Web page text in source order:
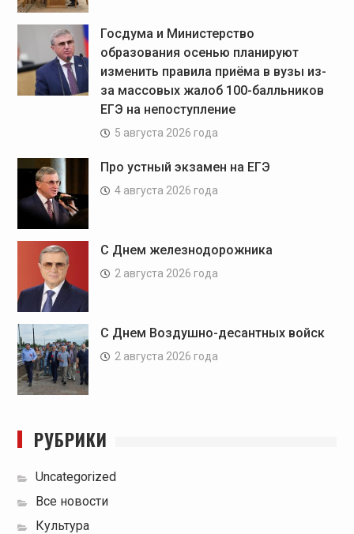
Госдума и Министерство
образования осенью планируют
изменить правила приёма в вузы из-
за массовых жалоб 100-балльников
ЕГЭ на непоступление
5 августа 2026 года
Про устный экзамен на ЕГЭ
4 августа 2026 года
С Днем железнодорожника
2 августа 2026 года
С Днем Воздушно-десантных войск
2 августа 2026 года
РУБРИКИ
Uncategorized
Все новости
Культура